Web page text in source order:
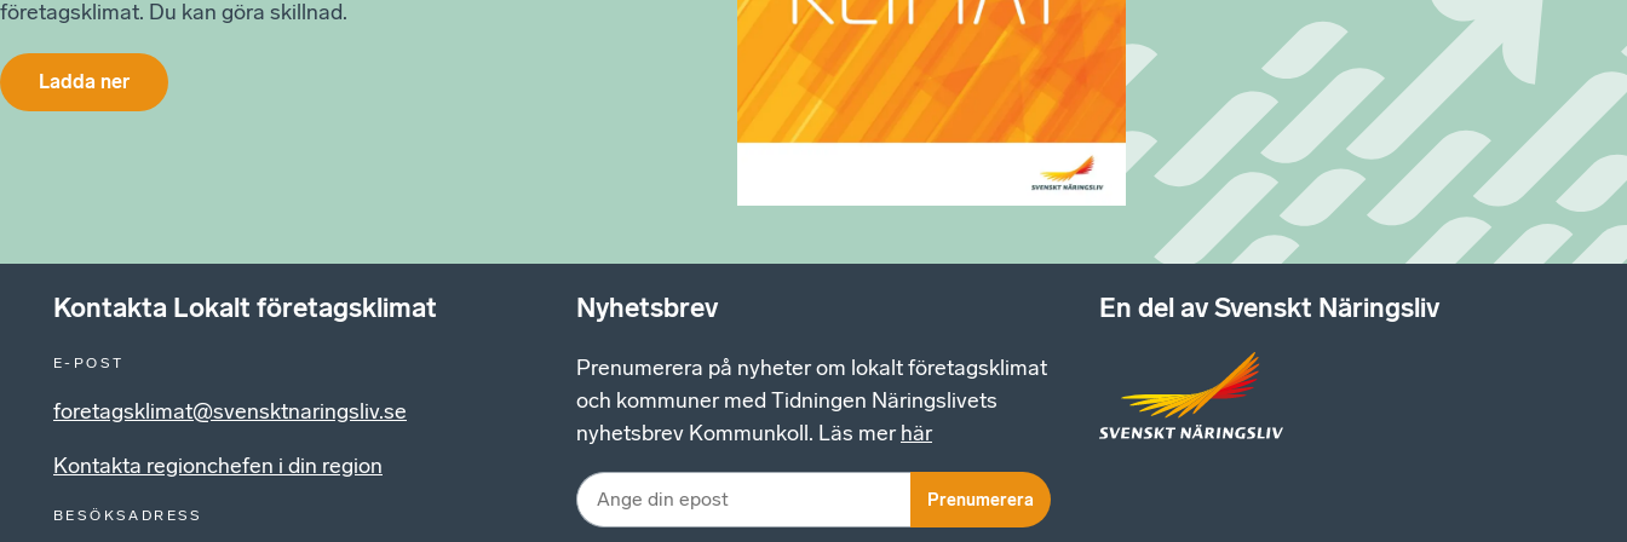
företagsklimat. Du kan göra skillnad.
Ladda ner
Kontakta Lokalt företagsklimat
E-POST
foretagsklimat@svensktnaringsliv.se
Kontakta regionchefen i din region
BESÖKSADRESS
Nyhetsbrev
Prenumerera på nyheter om lokalt företagsklimat
och kommuner med Tidningen Näringslivets
nyhetsbrev Kommunkoll. Läs mer här
Prenumerera
En del av Svenskt Näringsliv